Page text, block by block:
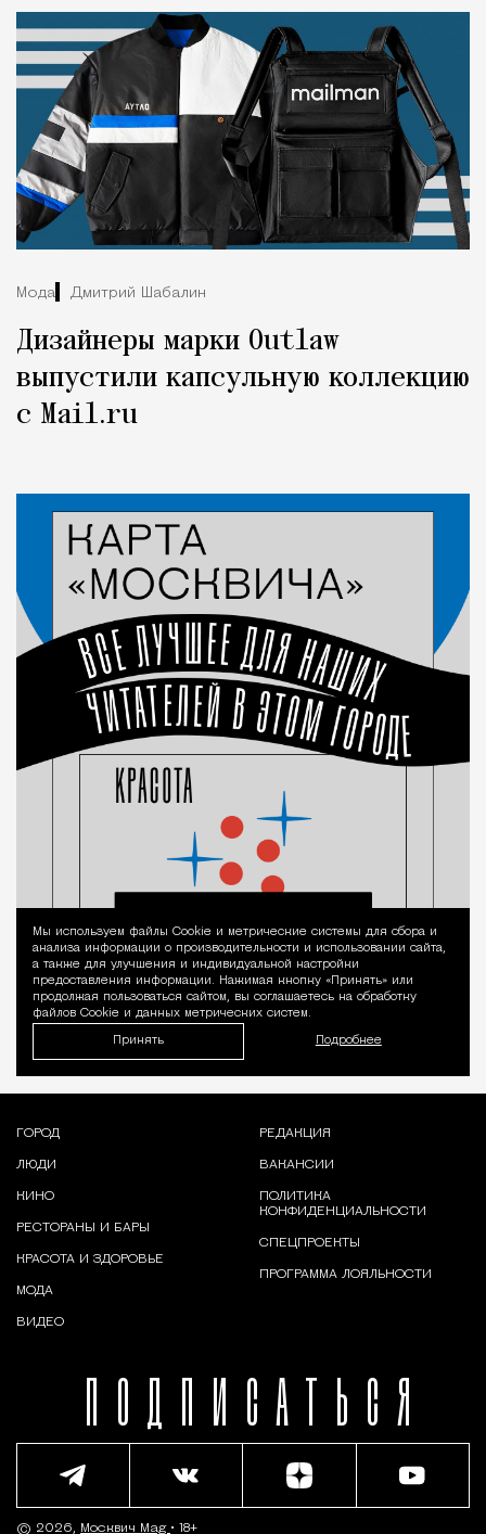
Мода Дмитрий Шабалин
Дизайнеры марки Outlaw
выпустили капсульную коллекцию
с Mail.ru
Уведомление
Мы используем файлы Сookie и метрические системы для сбора и
анализа информации о производительности и использовании сайта,
а также для улучшения и индивидуальной настройки
предоставления информации. Нажимая кнопку «Принять» или
продолжая пользоваться сайтом, вы соглашаетесь на обработку
файлов Cookie и данных метрических систем.
Принять Подробнее
ПОДПИСАТЬСЯ
ГОРОД
ЛЮДИ
КИНО
РЕСТОРАНЫ И БАРЫ
КРАСОТА И ЗДОРОВЬЕ
МОДА
ВИДЕО
РЕДАКЦИЯ
ВАКАНСИИ
ПОЛИТИКА
КОНФИДЕНЦИАЛЬНОСТИ
СПЕЦПРОЕКТЫ
ПРОГРАММА ЛОЯЛЬНОСТИ
© 2026, Москвич Mag • 18+